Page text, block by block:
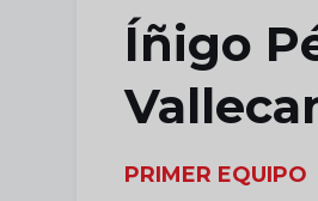
Íñigo
PRIMER EQUIPO